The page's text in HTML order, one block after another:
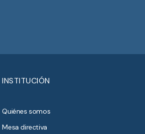
INSTITUCIÓN
Quiénes somos
Mesa directiva